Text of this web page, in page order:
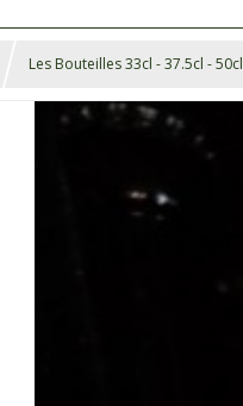
Les Bouteilles 33cl - 37.5cl - 50cl